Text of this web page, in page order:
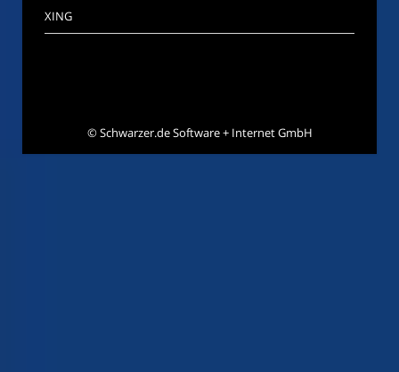
XING
©Schwarzer.de Software + Internet GmbH